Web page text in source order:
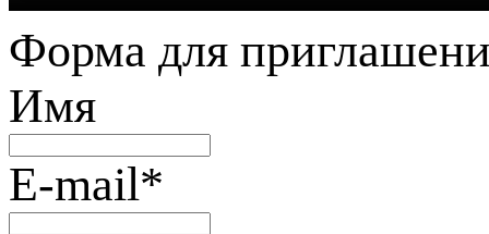
Форма для
Имя
E-mail*